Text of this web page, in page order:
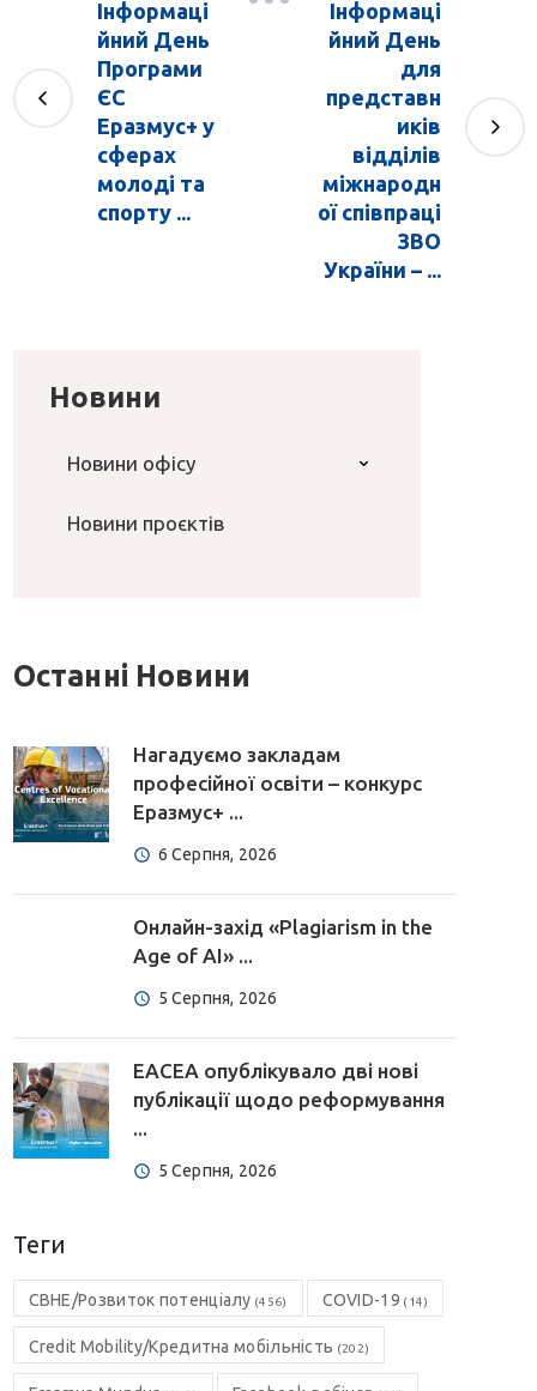
Інформаці
йний День
Програми
ЄС
Еразмус+ у
сферах
молоді та
спорту ...
Інформаці
йний День
для
представн
иків
відділів
міжнародн
ої співпраці
ЗВО
України – ...
Новини
Новини офісу
Новини проєктів
Останні Новини
Нагадуємо закладам
професійної освіти – конкурс
Еразмус+ ...
6 Серпня, 2026
Онлайн-захід «Plagiarism in the
Age of AI» ...
5 Серпня, 2026
EACEA опублікувало дві нові
публікації щодо реформування
...
5 Серпня, 2026
Теги
CBHE/Розвиток потенціалу (456) COVID-19 (14)
Credit Mobility/Кредитна мобільність (202)